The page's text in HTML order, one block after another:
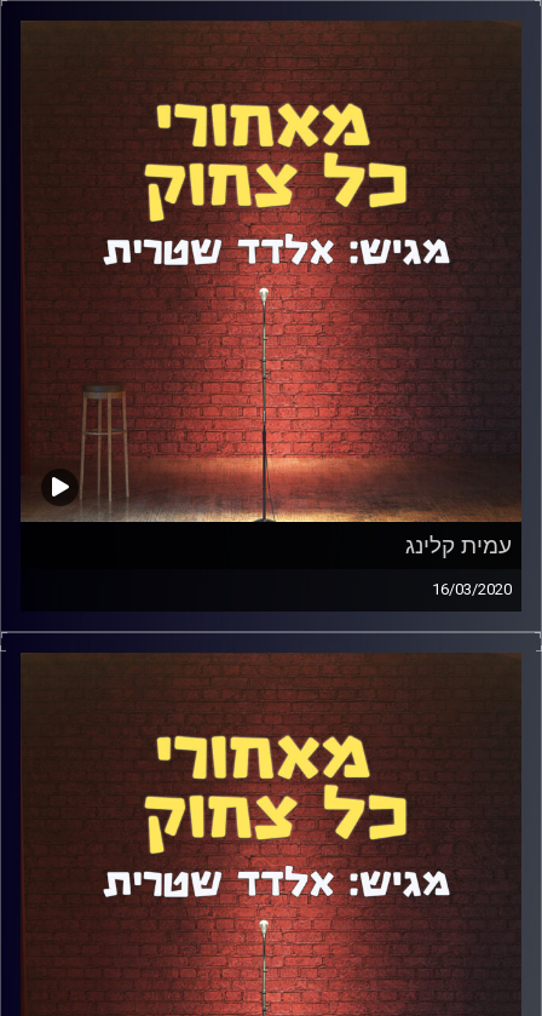
עמית קלינג
16/03/2020
אין בנאדם שמבין סטנדאפ וכיף לדבר איתו על סטנדאפ כמו
עמית קלינג. הבנאדם הוא אנציקלופדיית קומדיה וסטנדאפיסט
מעולה בעצמו. בנוסף, הוא גם כותב את שב"ס הנהדרת, יצר את
"אחי, אני הולך למקסטוק" עם אורן ברזילי, ממקימי ערב
הסטנדאפ המיותר ובנוסף לכל זה הוא גם כתב לתכנית של גורי
אלפי. דיברנו גם על מחאת הסטנדאפיסטיות ועל
האפוקליפסה.
קרדיט תמונות:אלדד שטרית